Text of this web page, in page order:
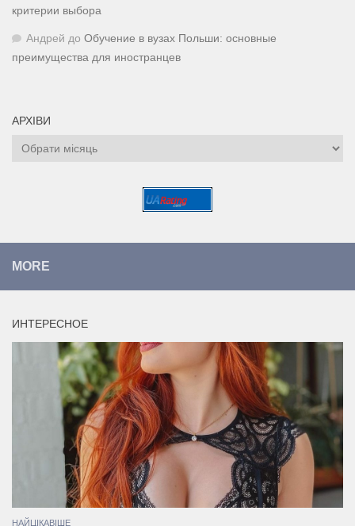
критерии выбора
Андрей до Обучение в вузах Польши: основные
преимущества для иностранцев
АРХІВИ
Архіви
MORE
ИНТЕРЕСНОЕ
НАЙЦІКАВІШЕ